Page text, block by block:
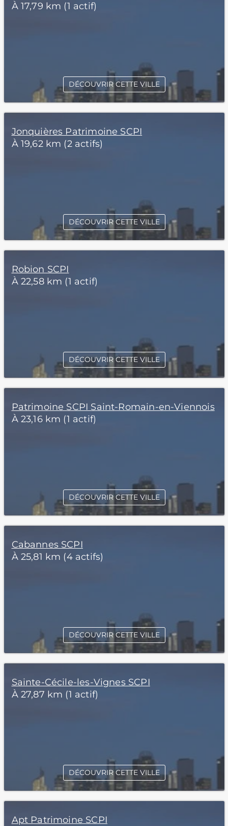
À 17,79 km (1 actif)
DÉCOUVRIR CETTE VILLE
Jonquières Patrimoine SCPI
À 19,62 km (2 actifs)
DÉCOUVRIR CETTE VILLE
Robion SCPI
À 22,58 km (1 actif)
DÉCOUVRIR CETTE VILLE
Patrimoine SCPI Saint-Romain-en-Viennois
À 23,16 km (1 actif)
DÉCOUVRIR CETTE VILLE
Cabannes SCPI
À 25,81 km (4 actifs)
DÉCOUVRIR CETTE VILLE
Sainte-Cécile-les-Vignes SCPI
À 27,87 km (1 actif)
DÉCOUVRIR CETTE VILLE
Apt Patrimoine SCPI